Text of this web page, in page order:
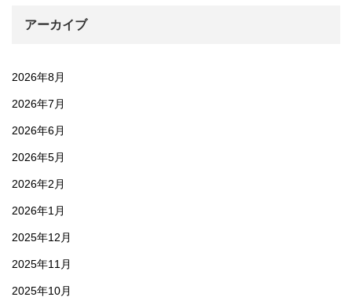
アーカイブ
2026年8月
2026年7月
2026年6月
2026年5月
2026年2月
2026年1月
2025年12月
2025年11月
2025年10月